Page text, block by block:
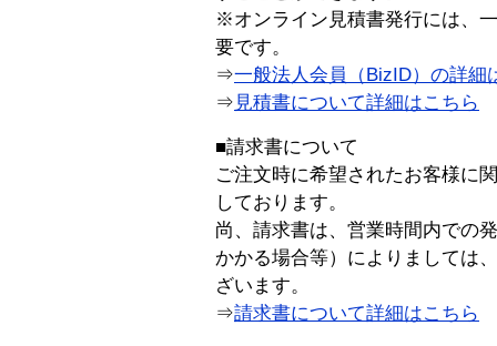
※オンライン見積書発行には、
要です。
⇒一般法人会員（BizID）の詳細
⇒ 見積書について詳細はこちら
■請求書について
ご注文時に希望されたお客様に
しております。
尚、請求書は、営業時間内での
かかる場合等）によりましては
ざいます。
⇒請求書について詳細はこちら